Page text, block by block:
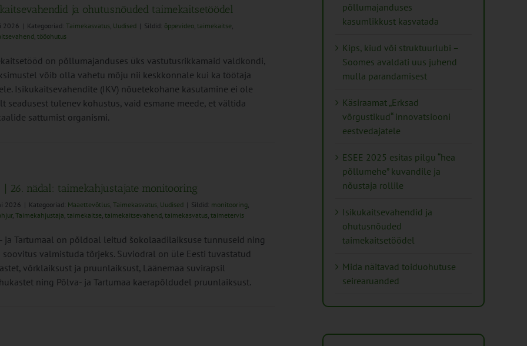
ja ohutusnõuded taimekaitsetöödel
2026 | Kategooriad: Taimekasvatus, Uudised | Sildid: õppevideo, taimekaitse,
, tööohutus
on põllumajanduses üks vastutusrikkamaid valdkondi,
võib olla vahetu mõju nii keskkonnale kui ka töötaja
Isikukaitsevahendite (IKV) nõuetekohane kasutamine ei ole
seadusest tulenev kohustus, vaid esmane meede, et vältida
sattumist organismi.
| 26. nädal: taimekahjustajate monitooring
2026 | Kategooriad: Maaettevõtlus, Taimekasvatus, Uudised | Sildid: monitooring,
, Taimekahjustaja, taimekaitse, taimekaitsevahend, taimekasvatus, taimetervis
ja Tartumaal on põldoal leitud šokolaadilaiksuse tunnuseid ning
soovitus valmistuda tõrjeks. Suviodral on üle Eesti tuvastatud
võrklaiksust ja pruunlaiksust, Läänemaa suvirapsil
ning Põlva- ja Tartumaa kaerapõldudel pruunlaiksust.
põllumajanduses
kasumlikkust kasvatada
Kips, kiud või struktuurlubi –
Soomes avaldati uus juhend
mulla parandamisest
Käsiraamat „Erksad
võrgustikud“ innovatsiooni
eestvedajatele
ESEE 2025 esitas pilgu “hea
põllumehe” kuvandile ja
nõustaja rollile
Isikukaitsevahendid ja
ohutusnõuded
taimekaitsetöödel
Mida näitavad toiduohutuse
seirearuanded